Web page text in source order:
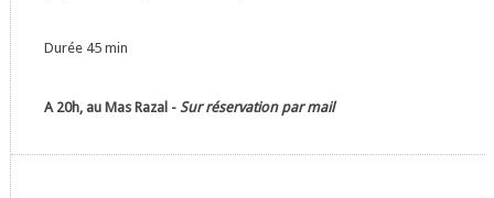
Durée 45 min
A 20h, au Mas Razal - Sur réservation par mail